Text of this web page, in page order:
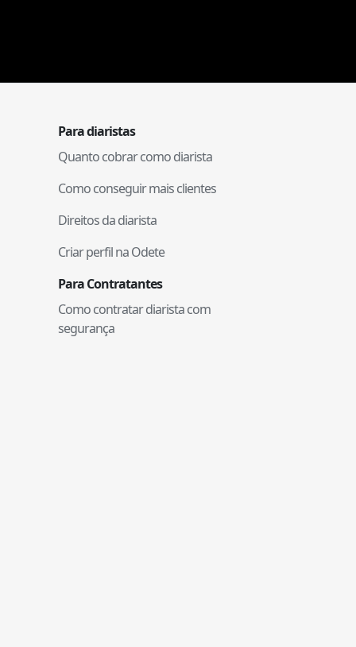
Para diaristas
Quanto cobrar como diarista
Como conseguir mais clientes
Direitos da diarista
Criar perfil na Odete
Para Contratantes
Como contratar diarista com
segurança